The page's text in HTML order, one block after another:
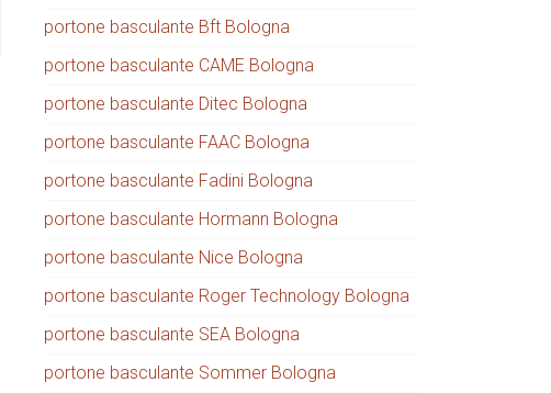
portone basculante Bft Bologna
portone basculante CAME Bologna
portone basculante Ditec Bologna
portone basculante FAAC Bologna
portone basculante Fadini Bologna
portone basculante Hormann Bologna
portone basculante Nice Bologna
portone basculante Roger Technology Bologna
portone basculante SEA Bologna
portone basculante Sommer Bologna